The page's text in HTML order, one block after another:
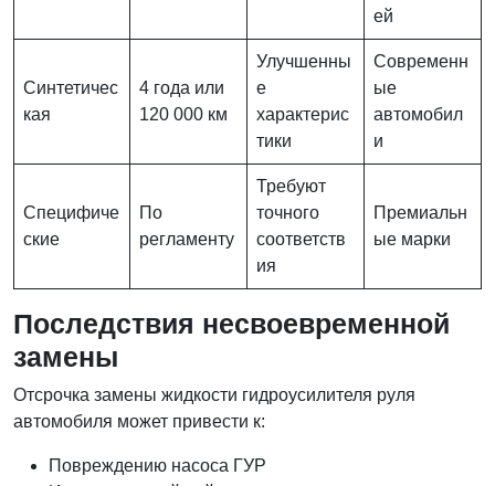
ей
Синтетичес
кая
4 года или
120 000 км
Улучшенны
е
характерис
тики
Современн
ые
автомобил
и
Специфиче
ские
По
регламенту
Требуют
точного
соответств
ия
Премиальн
ые марки
Последствия несвоевременной
замены
Отсрочка замены жидкости гидроусилителя руля
автомобиля может привести к:
Повреждению насоса ГУР